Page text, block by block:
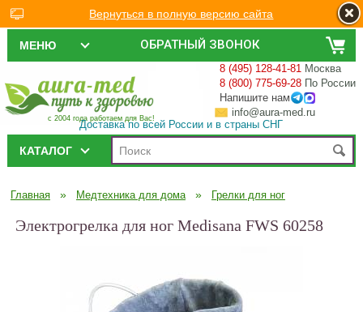
ОБРАТНЫЙ ЗВОНОК
МЕНЮ
с 2004 года работаем для Вас!
8 (495) 128-41-81 Москва
8 (800) 775-69-28 По России
Напишите нам
info@aura-med.ru
Доставка по всей России и в страны СНГ
КАТАЛОГ
Главная » Медтехника для дома » Грелки для ног
Электрогрелка для ног Medisana FWS 60258
Вернуться в полную версию сайта